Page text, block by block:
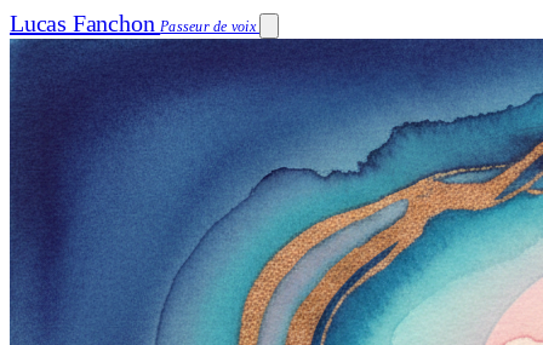
Lucas Fanchon Passeur de voix